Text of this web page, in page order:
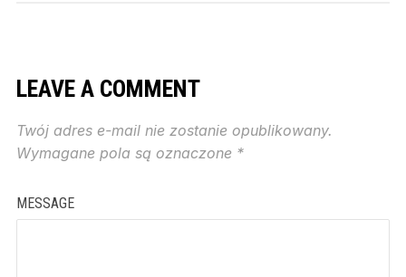
LEAVE A COMMENT
Twój adres e-mail nie zostanie opublikowany.
Wymagane pola są oznaczone *
MESSAGE